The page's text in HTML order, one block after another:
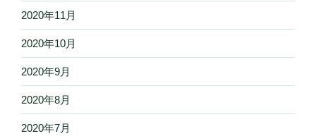
2020年11月
2020年10月
2020年9月
2020年8月
2020年7月